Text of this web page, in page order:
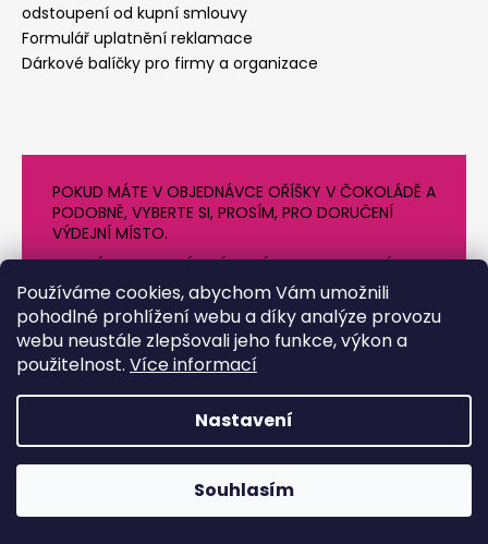
Používáme cookies, abychom Vám umožnili
pohodlné prohlížení webu a díky analýze provozu
webu neustále zlepšovali jeho funkce, výkon a
použitelnost. Více informací
Nastavení
Souhlasím
odstoupení od kupní smlouvy
Formulář uplatnění reklamace
Dárkové balíčky pro firmy a organizace
POKUD MÁTE V OBJEDNÁVCE OŘÍŠKY V ČOKOLÁDĚ A
PODOBNĚ, VYBERTE SI, PROSÍM, PRO DORUČENÍ
VÝDEJNÍ MÍSTO.
NEVYBÍREJTE PROSÍM VÝDEJNÍ BOXY V OBDOBÍ
VYSOKÝCH TEPLOT
Chrpa Krnov. Všechna práva vyhrazena.